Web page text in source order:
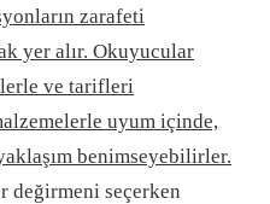
zarafeti
yer alır. Okuyucular
ve tarifleri
uyum içinde,
benimseyebilirler.
değirmeni seçerken